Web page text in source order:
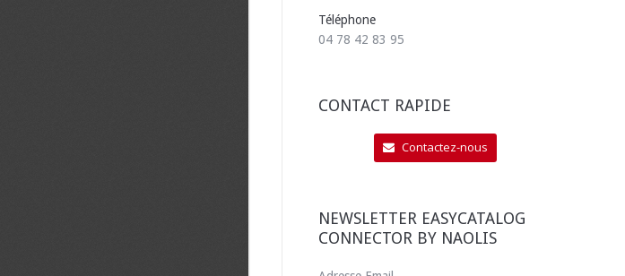
Téléphone
04 78 42 83 95
CONTACT RAPIDE
Contactez-nous
NEWSLETTER EASYCATALOG
CONNECTOR BY NAOLIS